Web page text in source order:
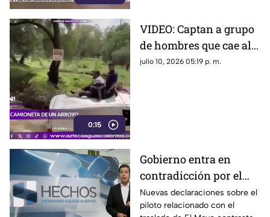
implican que alguien vaya a ser
candidato
0:15
VIDEO: Captan a grupo
de hombres que cae al
Río San Pedro tras
julio 10, 2026 05:19 p. m.
Gobierno entra en
contradicción por el
caso del piloto
vinculado al traslado
Nuevas declaraciones sobre el
piloto relacionado con el